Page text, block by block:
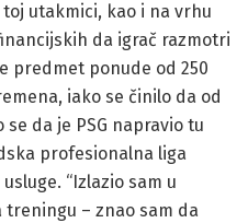
utakmici, kao i na vrhu
da igrač razmotri
predmet ponude od 250
iako se činilo da od
da je PSG napravio tu
profesionalna liga
“Izlazio sam u
treningu – znao sam da